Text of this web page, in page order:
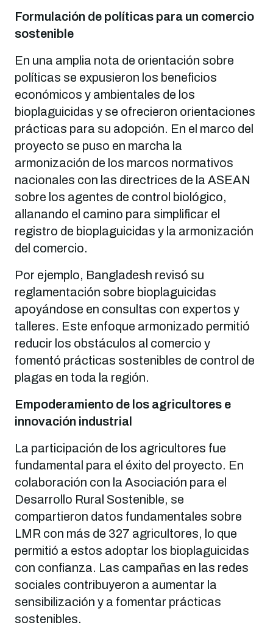
Formulación de políticas para un comercio
sostenible
En una amplia nota de orientación sobre
políticas se expusieron los beneficios
económicos y ambientales de los
bioplaguicidas y se ofrecieron orientaciones
prácticas para su adopción. En el marco del
proyecto se puso en marcha la
armonización de los marcos normativos
nacionales con las directrices de la ASEAN
sobre los agentes de control biológico,
allanando el camino para simplificar el
registro de bioplaguicidas y la armonización
del comercio.
Por ejemplo, Bangladesh revisó su
reglamentación sobre bioplaguicidas
apoyándose en consultas con expertos y
talleres. Este enfoque armonizado permitió
reducir los obstáculos al comercio y
fomentó prácticas sostenibles de control de
plagas en toda la región.
Empoderamiento de los agricultores e
innovación industrial
La participación de los agricultores fue
fundamental para el éxito del proyecto. En
colaboración con la Asociación para el
Desarrollo Rural Sostenible, se
compartieron datos fundamentales sobre
LMR con más de 327 agricultores, lo que
permitió a estos adoptar los bioplaguicidas
con confianza. Las campañas en las redes
sociales contribuyeron a aumentar la
sensibilización y a fomentar prácticas
sostenibles.